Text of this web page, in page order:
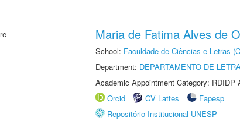
Maria de Fatima Alves de
School: Faculdade de Ciências e Letras
Department: DEPARTAMENTO DE
Academic Appointment Category: RDIDP
Orcid
CV Lattes
Fapesp
Repositório Institucional UNESP